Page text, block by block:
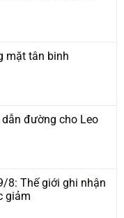
mặt tân binh
đường cho Leo
8: Thế giới ghi nhận
giảm